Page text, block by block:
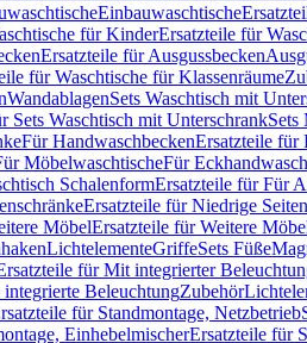
Einbauwaschtische
für KinderErsatzteile für
Ersatzteile für Ausgussbecken
für Waschtische für Klassenräume
WandablagenSets Waschtisch mit
Sets Waschtisch mit UnterschrankSets
Für HandwaschbeckenErsatzteile für
MöbelwaschtischeFür
SchalenformErsatzteile für Für
Ersatzteile für Niedrige
MöbelErsatzteile für Weitere
LichtelementeGriffeSets Füße
für Mit integrierter
BeleuchtungZubehör
für Standmontage, Netzbetrieb
EinhebelmischerErsatzteile für